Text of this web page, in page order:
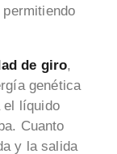
de giro,
genética
el líquido
Cuanto
y la salida